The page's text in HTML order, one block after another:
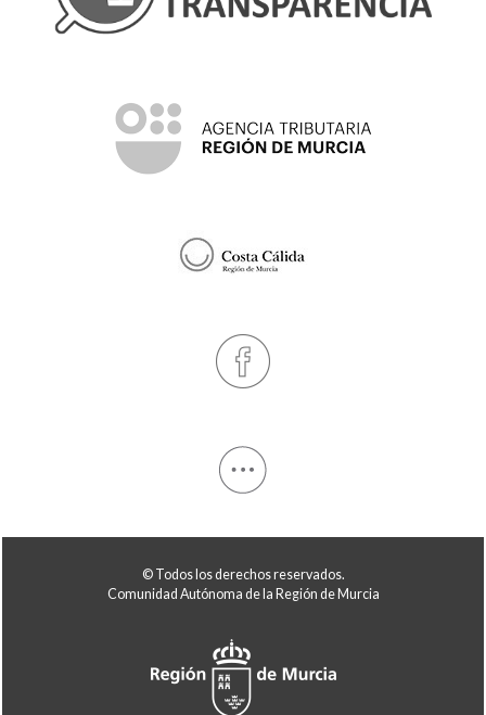
© Todos los derechos reservados.
Comunidad Autónoma de la Región de Murcia